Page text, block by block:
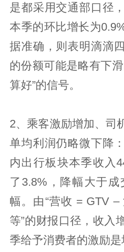
是都采用交通部口径
本季的环比增长为
据准确，则表明滴滴
的份额可能是略有下
算好”的信号。
2、乘客激励增加、司
单均利润仍略微下降
内出行板块本季收入
了3.8%，降幅大于
幅。由“营收 = GTV
等”的财报口径，收入
季给予消费者的激励是